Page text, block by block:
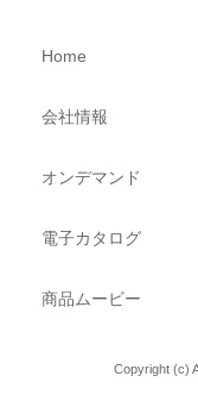
Home
会社情報
オンデマンド
電子カタログ
商品ムービー
Copyright (c)